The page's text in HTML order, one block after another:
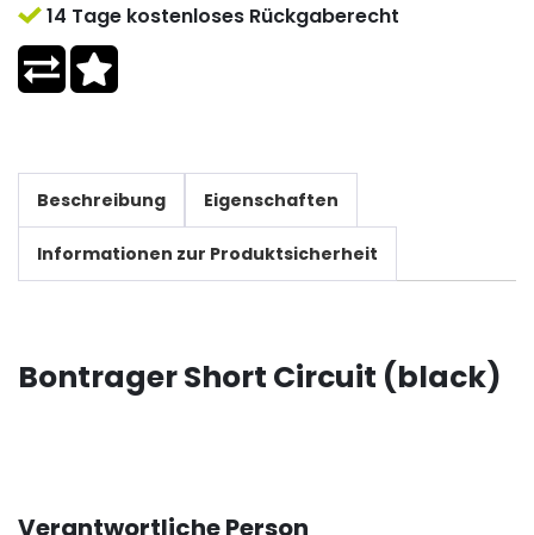
14 Tage kostenloses Rückgaberecht
Beschreibung Eigenschaften
Informationen zur Produktsicherheit
Bontrager Short Circuit (black)
Verantwortliche Person